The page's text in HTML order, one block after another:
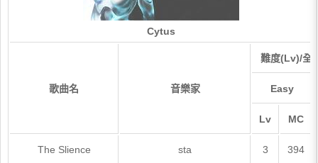
Cytus
歌曲名 音樂家
難度(Lv)/全
Easy
Lv MC
The Slience sta 3 394